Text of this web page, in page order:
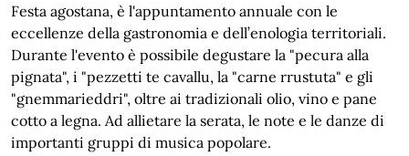
Festa agostana, è l'appuntamento annuale con le
eccellenze della gastronomia e dell’enologia territoriali.
Durante l'evento è possibile degustare la "pecura alla
pignata", i "pezzetti te cavallu, la "carne rrustuta" e gli
"gnemmarieddri", oltre ai tradizionali olio, vino e pane
cotto a legna. Ad allietare la serata, le note e le danze di
importanti gruppi di musica popolare.